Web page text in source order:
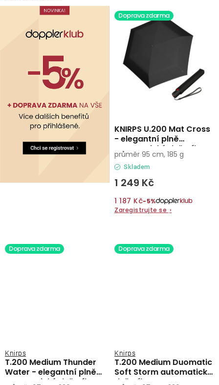
Doprava zdarma
KNIRPS U.200 Mat Cross
- elegantní plně
automatický deštník
Skladem
1 249 Kč
1 187 Kč−5%
Zaregistrujte se ›
průměr 95 cm, 185 g
Doprava zdarma
T.200 Medium Thunder
Water - elegantní plně
automatický deštník
Knirps
Doprava zdarma
T.200 Medium Duomatic
Soft Storm automatický
deštník
Knirps